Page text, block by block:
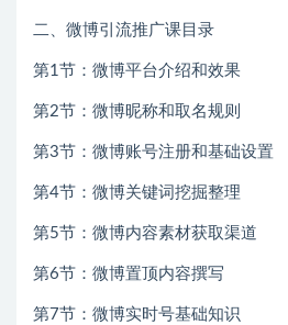
二、微博引流推广课目录
第1节：微博平台介绍和效果
第2节：微博昵称和取名规则
第3节：微博账号注册和基础设置
第4节：微博关键词挖掘整理
第5节：微博内容素材获取渠道
第6节：微博置顶内容撰写
第7节：微博实时号基础知识